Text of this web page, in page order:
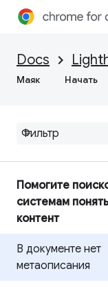
Docs
Маяк Начать
Помогите
системам
контент
В документе нет
метаописания